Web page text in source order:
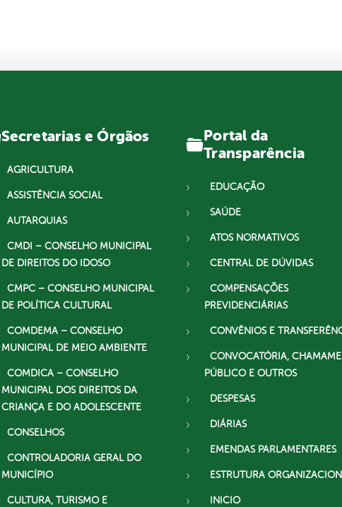
Secretarias e Órgãos
AGRICULTURA
ASSISTÊNCIA SOCIAL
AUTARQUIAS
CMDI – CONSELHO MUNICIPAL
DE DIREITOS DO IDOSO
CMPC – CONSELHO MUNICIPAL
DE POLÍTICA CULTURAL
COMDEMA – CONSELHO
MUNICIPAL DE MEIO AMBIENTE
COMDICA – CONSELHO
MUNICIPAL DOS DIREITOS DA
CRIANÇA E DO ADOLESCENTE
CONSELHOS
CONTROLADORIA GERAL DO
MUNICÍPIO
CULTURA, TURISMO E
Portal da
Transparência
EDUCAÇÃO
SAÚDE
ATOS NORMATIVOS
CENTRAL DE DÚVIDAS
COMPENSAÇÕES
PREVIDENCIÁRIAS
CONVÊNIOS E
CONVOCATÓRIA,
PÚBLICO E OUTROS
DESPESAS
DIÁRIAS
EMENDAS PARLAMENTARES
ESTRUTURA
INICIO